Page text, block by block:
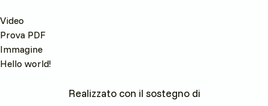
Video
Prova PDF
Immagine
Hello world!
Realizzato con il sostegno di